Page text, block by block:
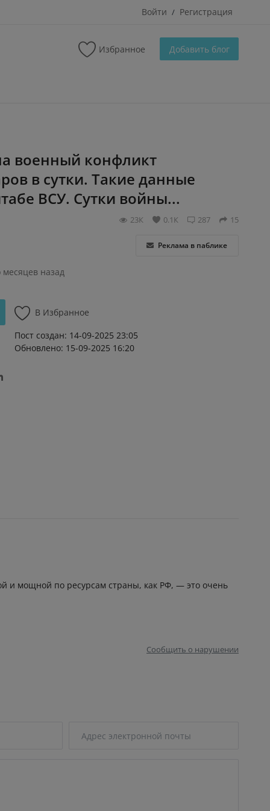
Войти / Регистрация
Избранное Добавить блог
военный конфликт
в сутки. Такие данные
ВСУ. Сутки войны...
15
287
0.1К
23К
Реклама в паблике
месяцев назад
В Избранное
Пост создан: 14-09-2025 23:05
Обновлено: 15-09-2025 16:20
и мощной по ресурсам страны, как РФ, — это очень
Сообщить о нарушении